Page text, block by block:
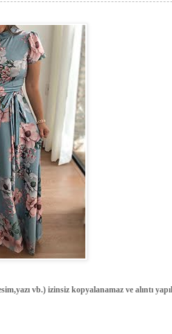
vb.) izinsiz kopyalanamaz ve alıntı